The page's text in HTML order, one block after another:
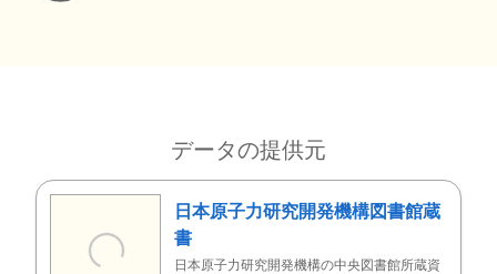
データの提供元
日本原子力研究開発機構図書館蔵
書
日本原子力研究開発機構の中央図書館所蔵資